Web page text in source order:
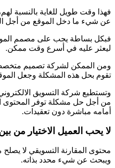
فهذا وقت طويل للغاية بالنسبة
عن شيء ما دخل الموقع من أجل
فبكل بساطة يجب على مصمم
ليعثر عليه في أسرع وقت ممكن.
ومن الممكن لشركة تصميم
تقوم بحل هذه المشكلة وجعل
وتستطيع شركة التسويق
من أجل حل مشكلة توفر المحتوى
أمامه مباشرة دون تعقيدات.
لا يحب العميل الاختيار من
محتوى المقارنة التسويقي لا
ويبحث عن شيء محدد بذاته.